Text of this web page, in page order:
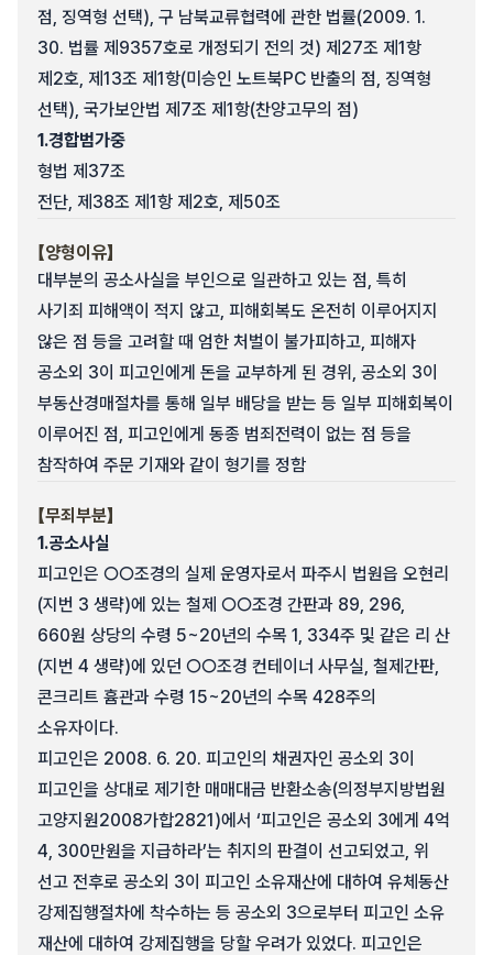
점, 징역형 선택), 구 남북교류협력에 관한 법률(2009. 1.
30. 법률 제9357호로 개정되기 전의 것) 제27조 제1항
제2호, 제13조 제1항(미승인 노트북PC 반출의 점, 징역형
선택), 국가보안법 제7조 제1항(찬양고무의 점)
1.경합범가중
형법 제37조
전단, 제38조 제1항 제2호, 제50조
【양형이유】
대부분의 공소사실을 부인으로 일관하고 있는 점, 특히
사기죄 피해액이 적지 않고, 피해회복도 온전히 이루어지지
않은 점 등을 고려할 때 엄한 처벌이 불가피하고, 피해자
공소외 3이 피고인에게 돈을 교부하게 된 경위, 공소외 3이
부동산경매절차를 통해 일부 배당을 받는 등 일부 피해회복이
이루어진 점, 피고인에게 동종 범죄전력이 없는 점 등을
참작하여 주문 기재와 같이 형기를 정함
【무죄부분】
1.공소사실
피고인은 ○○조경의 실제 운영자로서 파주시 법원읍 오현리
(지번 3 생략)에 있는 철제 ○○조경 간판과 89, 296,
660원 상당의 수령 5~20년의 수목 1, 334주 및 같은 리 산
(지번 4 생략)에 있던 ○○조경 컨테이너 사무실, 철제간판,
콘크리트 흄관과 수령 15~20년의 수목 428주의
소유자이다.
피고인은 2008. 6. 20. 피고인의 채권자인 공소외 3이
피고인을 상대로 제기한 매매대금 반환소송(의정부지방법원
고양지원2008가합2821)에서 ‘피고인은 공소외 3에게 4억
4, 300만원을 지급하라’는 취지의 판결이 선고되었고, 위
선고 전후로 공소외 3이 피고인 소유재산에 대하여 유체동산
강제집행절차에 착수하는 등 공소외 3으로부터 피고인 소유
재산에 대하여 강제집행을 당할 우려가 있었다. 피고인은